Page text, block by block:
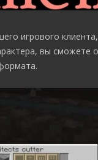
игрового
вы